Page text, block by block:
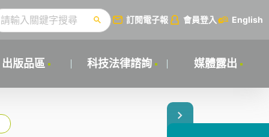
訂閱電子報 會員登入 English
出版品區 科技法律諮詢 媒體露出